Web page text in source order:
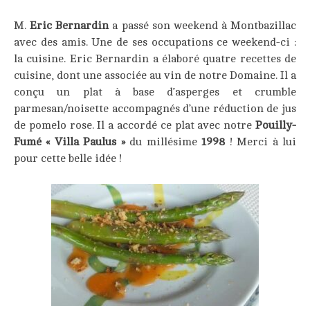
M.Eric Bernardina passé son weekend à Montbazillac
avec des amis. Une de ses occupations ce weekend-ci :
la cuisine. Eric Bernardin a élaboré quatre recettes de
cuisine, dont une associée au vin de notre Domaine. Il a
conçu un plat à base d’asperges et crumble
parmesan/noisette accompagnés d’une réduction de jus
de pomelo rose. Il a accordé ce plat avec notre Pouilly-
Fumé « VillaPaulus »du millésime1998 ! Merci à lui
pour cette belle idée !